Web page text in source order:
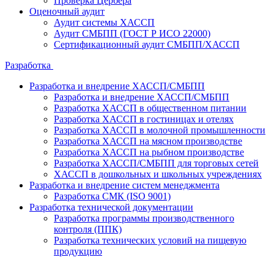
Оценочный аудит
Аудит системы ХАССП
Аудит СМБПП (ГОСТ Р ИСО 22000)
Сертификационный аудит СМБПП/ХАССП
Разработка
Разработка и внедрение ХАССП/СМБПП
Разработка и внедрение ХАССП/СМБПП
Разработка ХАССП в общественном питании
Разработка ХАССП в гостиницах и отелях
Разработка ХАССП в молочной промышленности
Разработка ХАССП на мясном производстве
Разработка ХАССП на рыбном производстве
Разработка ХАССП/СМБПП для торговых сетей
ХАССП в дошкольных и школьных учреждениях
Разработка и внедрение систем менеджмента
Разработка СМК (ISO 9001)
Разработка технической документации
Разработка программы производственного
контроля (ППК)
Разработка технических условий на пищевую
продукцию